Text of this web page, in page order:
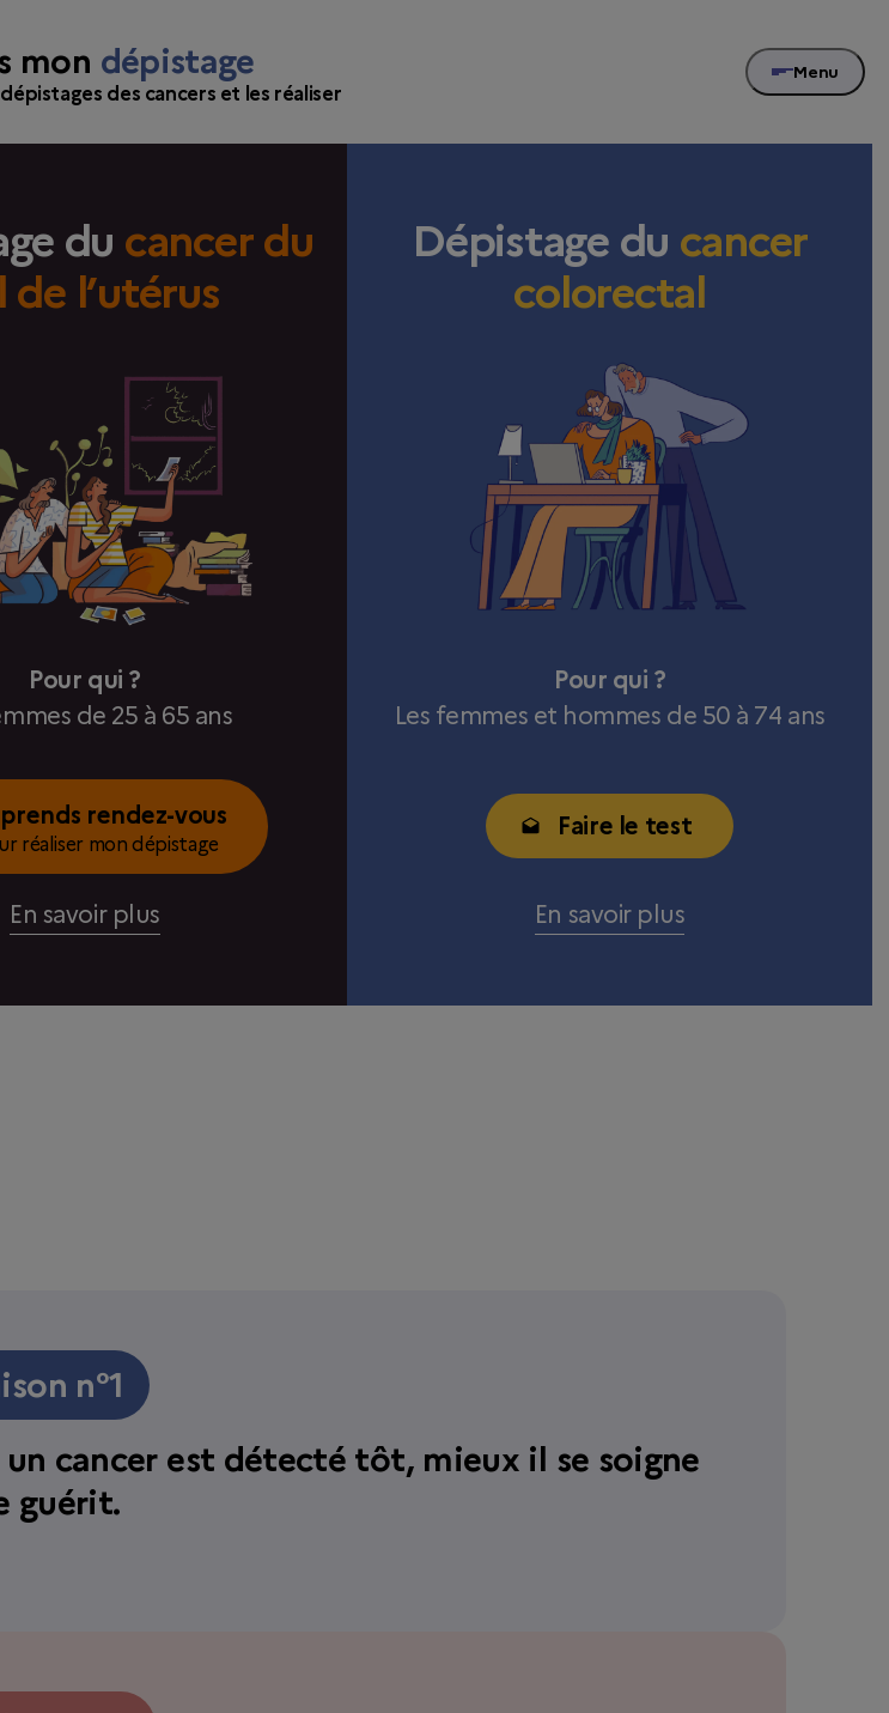
mon dépistage
des cancers et les réaliser
Menu
du cancer du
de l’utérus
Pour qui ?
de 25 à 65 ans
prends rendez-vous
réaliser mon dépistage
En savoir plus
Dépistage du cancer
colorectal
Pour qui ?
Les femmes et hommes de 50 à 74 ans
Faire le test
En savoir plus
n°1
un cancer est détecté tôt, mieux il se soigne
guérit.